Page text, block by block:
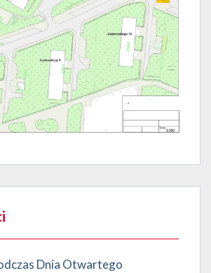
Dnia Otwartego